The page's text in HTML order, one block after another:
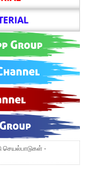
செயல்பாடுகள் -